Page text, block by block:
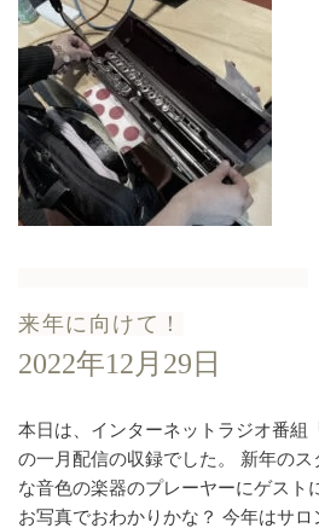
来年に向けて！
2022年12月29日
本日は、インターネットラジオ番組
の一月配信の収録でした。 新年の
な音色の楽器のプレーヤーにゲスト
お写真でおわかりかな？ 今年はサ